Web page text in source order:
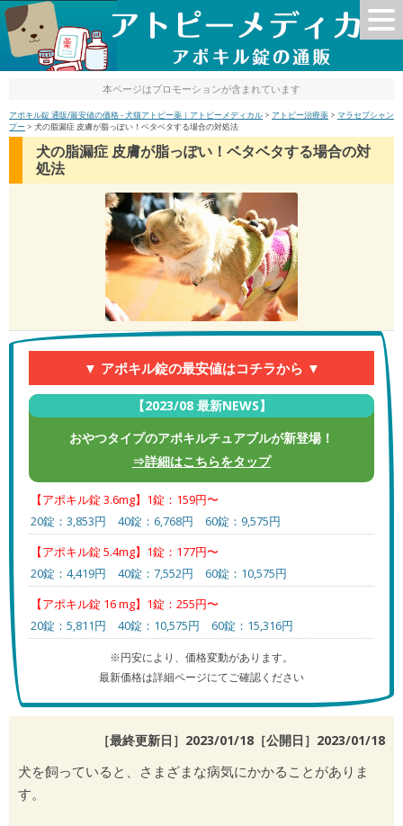
本ページはプロモーションが含まれています
アポキル錠 通販/最安値の価格 - 犬猫アトピー薬｜アトピーメディカル > アトピー治療薬 > マラセブシャン
プー > 犬の脂漏症 皮膚が脂っぽい！ベタベタする場合の対処法
犬の脂漏症 皮膚が脂っぽい！ベタベタする場合の対
処法
▼ アポキル錠の最安値はコチラから ▼
【2023/08 最新NEWS】
おやつタイプのアポキルチュアブルが新登場！
⇒詳細はこちらをタップ
【アポキル錠 3.6mg】1錠：159円〜
20錠：3,853円 40錠：6,768円 60錠：9,575円
【アポキル錠 5.4mg】1錠：177円〜
20錠：4,419円 40錠：7,552円 60錠：10,575円
【アポキル錠 16 mg】1錠：255円〜
20錠：5,811円 40錠：10,575円 60錠：15,316円
※円安により、価格変動があります。
最新価格は詳細ページにてご確認ください
［最終更新日］2023/01/18［公開日］ 2023/01/18
犬を飼っていると、さまざまな病気にかかることがありま
す。